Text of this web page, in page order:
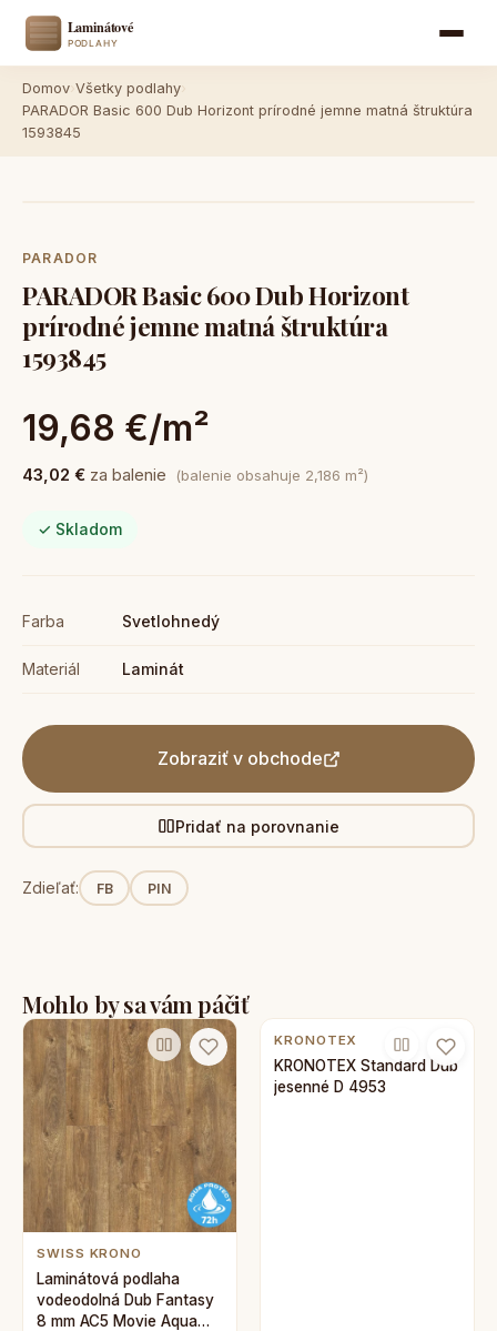
Domov Všetky podlahy
PARADOR Basic 600 Dub Horizont prírodné jemne matná štruktúra
1593845
PARADOR
PARADOR Basic 600 Dub Horizont
prírodné jemne matná štruktúra
1593845
19,68 €/m²
43,02 € za balenie (balenie obsahuje 2,186 m²)
✓ Skladom
Farba Svetlohnedý
Materiál Laminát
Zobraziť v obchode
Pridať na porovnanie
Zdieľať: FB PIN
Mohlo by sa vám páčiť
SWISS KRONO
Laminátová podlaha
vodeodolná Dub Fantasy
8 mm AC5 Movie Aqua
KRONOTEX
KRONOTEX Standard Dub
jesenné D 4953